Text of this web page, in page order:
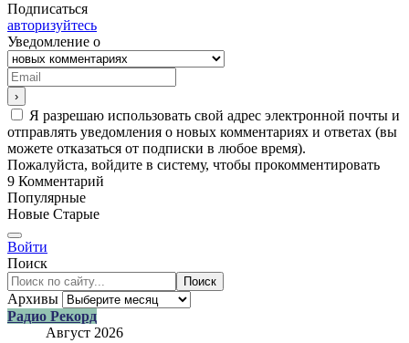
Подписаться
авторизуйтесь
Уведомление о
Я разрешаю использовать свой адрес электронной почты и
отправлять уведомления о новых комментариях и ответах (вы
можете отказаться от подписки в любое время).
Пожалуйста, войдите в систему, чтобы прокомментировать
9 Комментарий
Популярные
Новые Старые
Войти
Поиск
Поиск
Архивы
Радио Рекорд
Август 2026